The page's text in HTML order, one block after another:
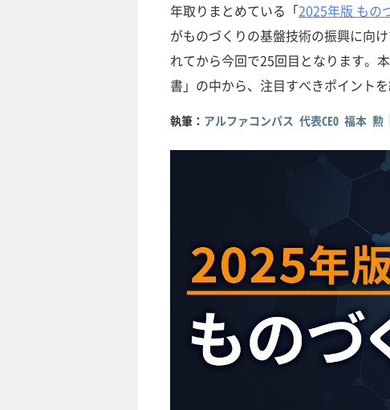
年取りまとめている「2025年版 もの
がものづくりの基盤技術の振興に向
れてから今回で25回目となります。
書」の中から、注目すべきポイントを
執筆： アルファコンパス 代表CEO 福本 勲